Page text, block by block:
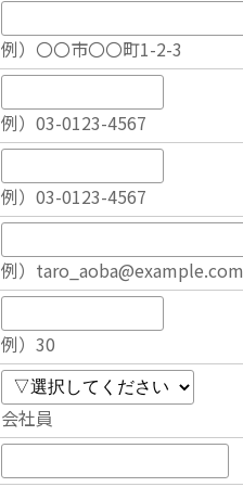
例）〇〇市〇〇町1-2-3
例）03-0123-4567
例）03-0123-4567
例）taro_aoba@example.com
例）30
会社員